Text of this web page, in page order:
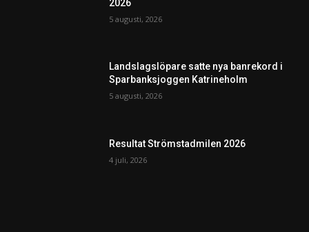
2026
5 augusti, 2026
Landslagslöpare satte nya banrekord i
Sparbanksjoggen Katrineholm
5 augusti, 2026
Resultat Strömstadmilen 2026
4 juli, 2026